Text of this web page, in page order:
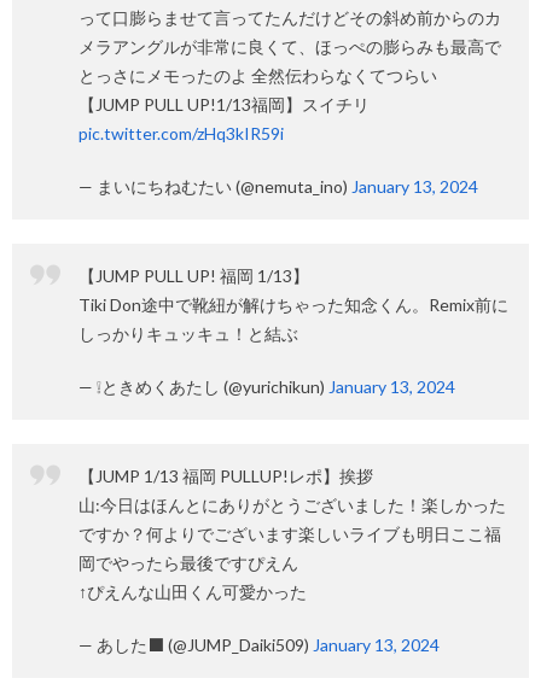
って口膨らませて言ってたんだけどその斜め前からのカ
メラアングルが非常に良くて、ほっぺの膨らみも最高で
とっさにメモったのよ 全然伝わらなくてつらい
【JUMP PULL UP!1/13福岡】スイチリ
pic.twitter.com/zHq3kIR59i
— まいにちねむたい (@nemuta_ino) January 13, 2024
【JUMP PULL UP! 福岡 1/13】
Tiki Don途中で靴紐が解けちゃった知念くん。Remix前に
しっかりキュッキュ！と結ぶ
— ❕ときめくあたし (@yurichikun) January 13, 2024
【JUMP 1/13 福岡 PULLUP!レポ】挨拶
山:今日はほんとにありがとうございました！楽しかった
ですか？何よりでございます楽しいライブも明日ここ福
岡でやったら最後ですぴえん
↑ぴえんな山田くん可愛かった
— あした‍⬛ (@JUMP_Daiki509) January 13, 2024